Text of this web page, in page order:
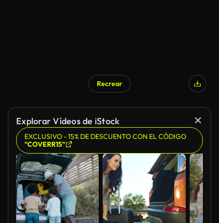
Recrear
Explorar Vídeos de iStock
EXCLUSIVO - 15% DE DESCUENTO CON EL CÓDIGO
"COVERR15"